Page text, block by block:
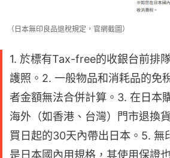
（日本無印良品退稅規定，官網截圖）
1. 於標有Tax-free的收銀台前排
護照。2. 一般物品和消耗品的免
者金額無法合併計算。3. 在日本
海外（如香港、台灣）門市退換
買日起的30天內帶出日本。5. 無
是日本國內用規格，其使用保證